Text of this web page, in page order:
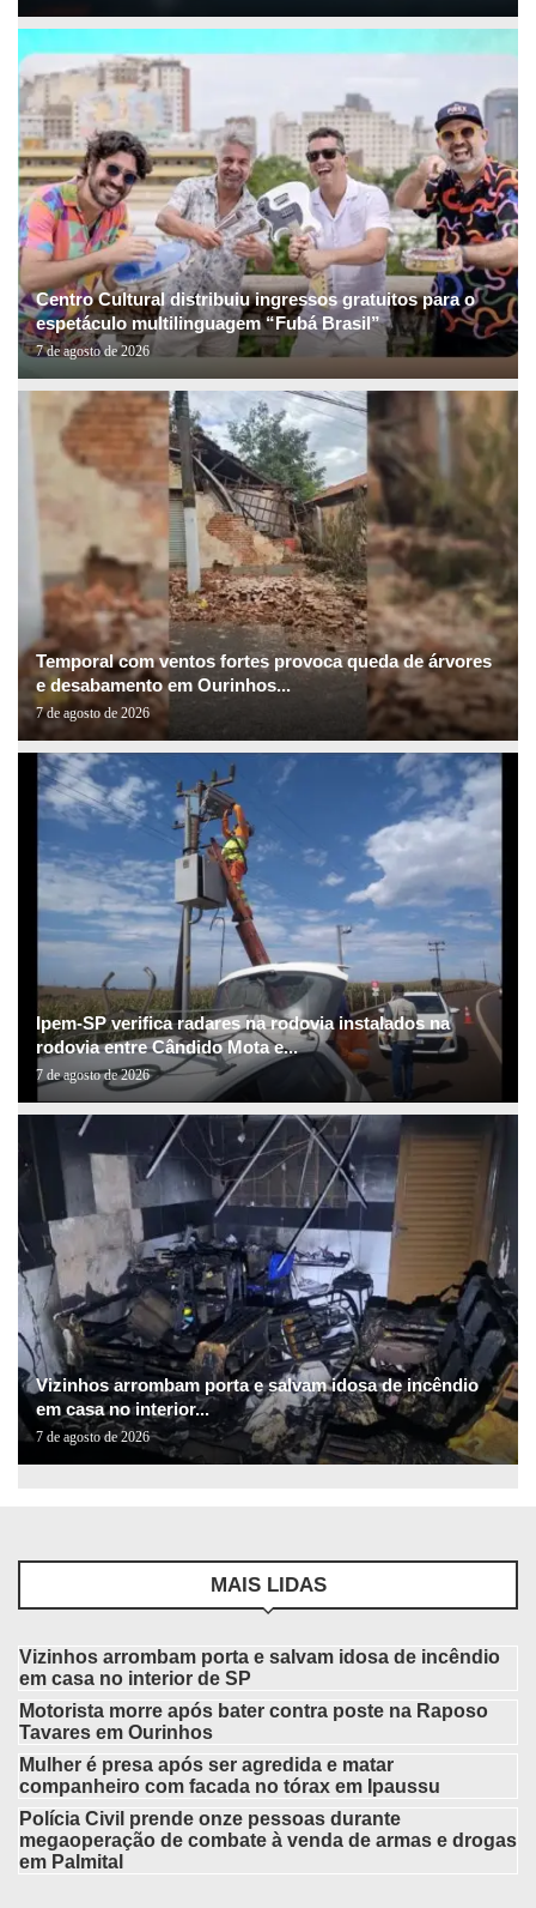
Centro Cultural distribuiu ingressos gratuitos para o
espetáculo multilinguagem “Fubá Brasil”
7 de agosto de 2026
Temporal com ventos fortes provoca queda de árvores
e desabamento em Ourinhos...
7 de agosto de 2026
Ipem-SP verifica radares na rodovia instalados na
rodovia entre Cândido Mota e...
7 de agosto de 2026
Vizinhos arrombam porta e salvam idosa de incêndio
em casa no interior...
7 de agosto de 2026
MAIS LIDAS
Vizinhos arrombam porta e salvam idosa de incêndio
em casa no interior de SP
Motorista morre após bater contra poste na Raposo
Tavares em Ourinhos
Mulher é presa após ser agredida e matar
companheiro com facada no tórax em Ipaussu
Polícia Civil prende onze pessoas durante
megaoperação de combate à venda de armas e drogas
em Palmital